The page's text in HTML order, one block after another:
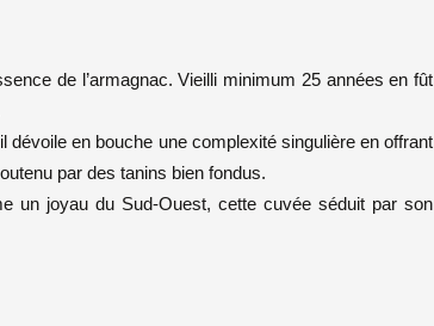
de l’armagnac. Vieilli minimum 25 années en fût
en bouche une complexité singulière en offrant
par des tanins bien fondus.
un joyau du Sud-Ouest, cette cuvée séduit par son